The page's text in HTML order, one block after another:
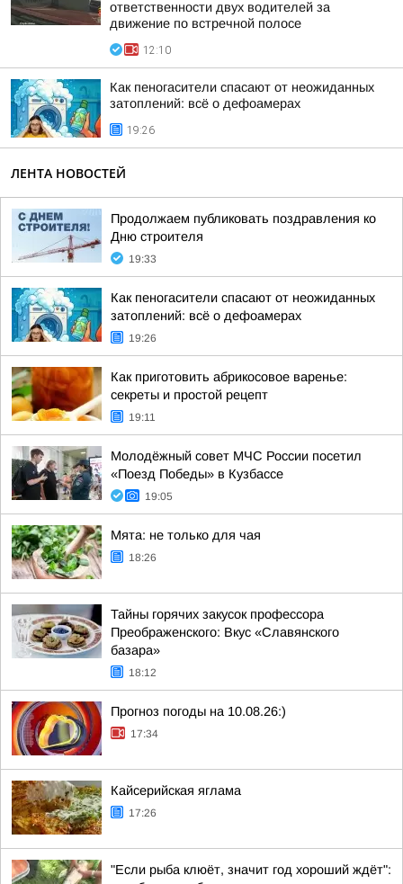
ответственности двух водителей за
движение по встречной полосе
12:10
Как пеногасители спасают от неожиданных
затоплений: всё о дефоамерах
19:26
ЛЕНТА НОВОСТЕЙ
Продолжаем публиковать поздравления ко
Дню строителя
19:33
Как пеногасители спасают от неожиданных
затоплений: всё о дефоамерах
19:26
Как приготовить абрикосовое варенье:
секреты и простой рецепт
19:11
Молодёжный совет МЧС России посетил
«Поезд Победы» в Кузбассе
19:05
Мята: не только для чая
18:26
Тайны горячих закусок профессора
Преображенского: Вкус «Славянского
базара»
18:12
Прогноз погоды на 10.08.26:)
17:34
Кайсерийская яглама
17:26
"Если рыба клюёт, значит год хороший ждёт":